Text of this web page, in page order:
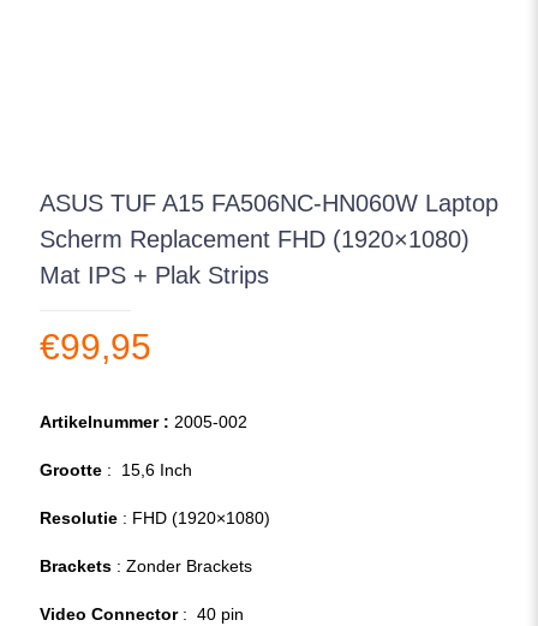
ASUS TUF A15 FA506NC-HN060W Laptop
Scherm Replacement FHD (1920×1080)
Mat IPS + Plak Strips
€99,95
Artikelnummer : 2005-002
Grootte : 15,6 Inch
Resolutie : FHD (1920×1080)
Brackets : Zonder Brackets
Video Connector: 40 pin